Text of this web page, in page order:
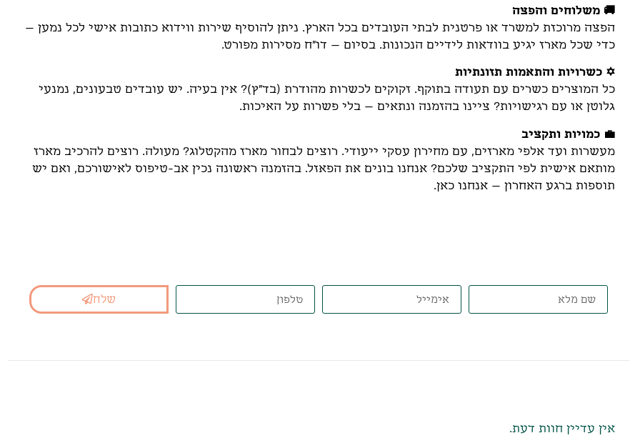
🚚 משלוחים והפצה
הפצה מרוכזת למשרד או פרטנית לבתי העובדים בכל הארץ. ניתן להוסיף שירות ווידוא כתובות אישי לכל נמען –
כדי שכל מארז יגיע בוודאות לידיים הנכונות. בסיום – דו"ח מסירות מפורט.
✡️ כשרויות והתאמות תזונתיות
כל המוצרים כשרים עם תעודה בתוקף. זקוקים לכשרות מהודרת (בד"ץ)? אין בעיה. יש עובדים טבעונים, נמנעי
גלוטן או עם רגישויות? ציינו בהזמנה ונתאים – בלי פשרות על האיכות.
💼 כמויות ותקציב
מעשרות ועד אלפי מארזים, עם מחירון עסקי ייעודי. רוצים לבחור מארז מהקטלוג? מעולה. רוצים להרכיב מארז
מותאם אישית לפי התקציב שלכם? אנחנו בונים את הפאזל. בהזמנה ראשונה נכין אב-טיפוס לאישורכם, ואם יש
תוספות ברגע האחרון – אנחנו כאן.
שלח
אין עדיין חוות דעת.